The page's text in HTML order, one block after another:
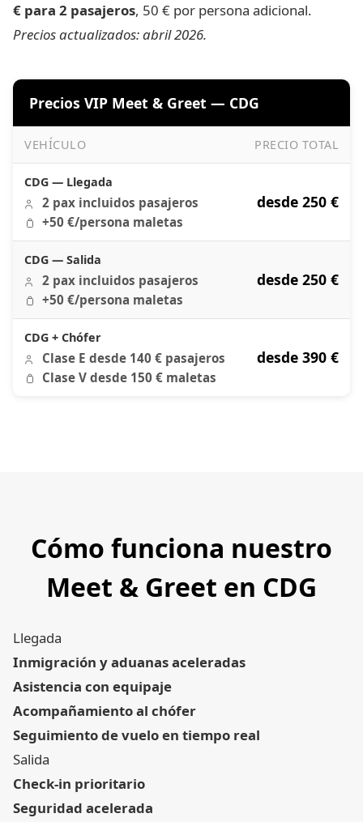
€ para 2 pasajeros, 50 € por persona adicional.
Precios actualizados: abril 2026.
Precios VIP Meet & Greet — CDG
VEHÍCULO PRECIO TOTAL
CDG — Llegada
2 pax incluidos pasajeros
+50 €/persona maletas
desde 250 €
CDG — Salida
2 pax incluidos pasajeros
+50 €/persona maletas
desde 250 €
CDG + Chófer
Clase E desde 140 € pasajeros
Clase V desde 150 € maletas
desde 390 €
Cómo funciona nuestro
Meet & Greet en CDG
Llegada
Inmigración y aduanas aceleradas
Asistencia con equipaje
Acompañamiento al chófer
Seguimiento de vuelo en tiempo real
Salida
Check-in prioritario
Seguridad acelerada